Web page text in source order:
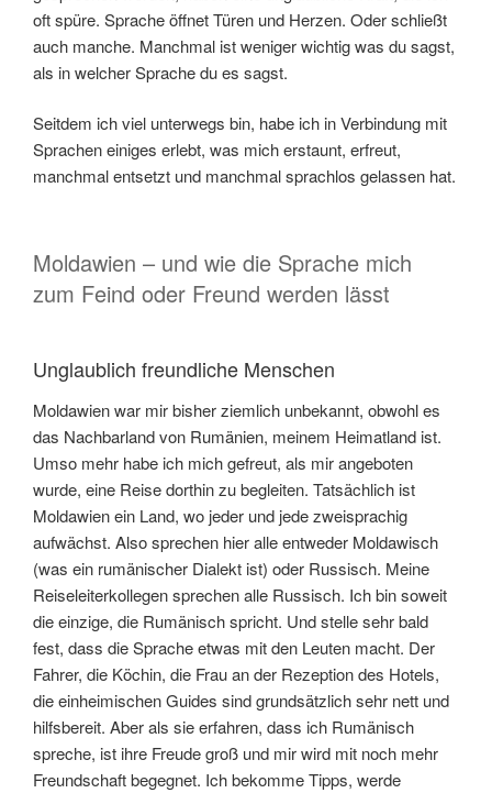
oft spüre. Sprache öffnet Türen und Herzen. Oder schließt
auch manche. Manchmal ist weniger wichtig was du sagst,
als in welcher Sprache du es sagst.
Seitdem ich viel unterwegs bin, habe ich in Verbindung mit
Sprachen einiges erlebt, was mich erstaunt, erfreut,
manchmal entsetzt und manchmal sprachlos gelassen hat.
Moldawien – und wie die Sprache mich
zum Feind oder Freund werden lässt
Unglaublich freundliche Menschen
Moldawien war mir bisher ziemlich unbekannt, obwohl es
das Nachbarland von Rumänien, meinem Heimatland ist.
Umso mehr habe ich mich gefreut, als mir angeboten
wurde, eine Reise dorthin zu begleiten. Tatsächlich ist
Moldawien ein Land, wo jeder und jede zweisprachig
aufwächst. Also sprechen hier alle entweder Moldawisch
(was ein rumänischer Dialekt ist) oder Russisch. Meine
Reiseleiterkollegen sprechen alle Russisch. Ich bin soweit
die einzige, die Rumänisch spricht. Und stelle sehr bald
fest, dass die Sprache etwas mit den Leuten macht. Der
Fahrer, die Köchin, die Frau an der Rezeption des Hotels,
die einheimischen Guides sind grundsätzlich sehr nett und
hilfsbereit. Aber als sie erfahren, dass ich Rumänisch
spreche, ist ihre Freude groß und mir wird mit noch mehr
Freundschaft begegnet. Ich bekomme Tipps, werde